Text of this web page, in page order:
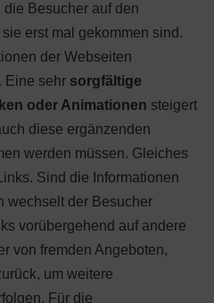
Besucher auf den
erst mal gekommen sind.
der Webseiten
Eine sehr sorgfältige
oder Animationen steigert
diese ergänzenden
werden müssen. Gleiches
Sind die Informationen
wechselt der Besucher
vorübergehend auf andere
von fremden Angeboten,
um weitere
Für die